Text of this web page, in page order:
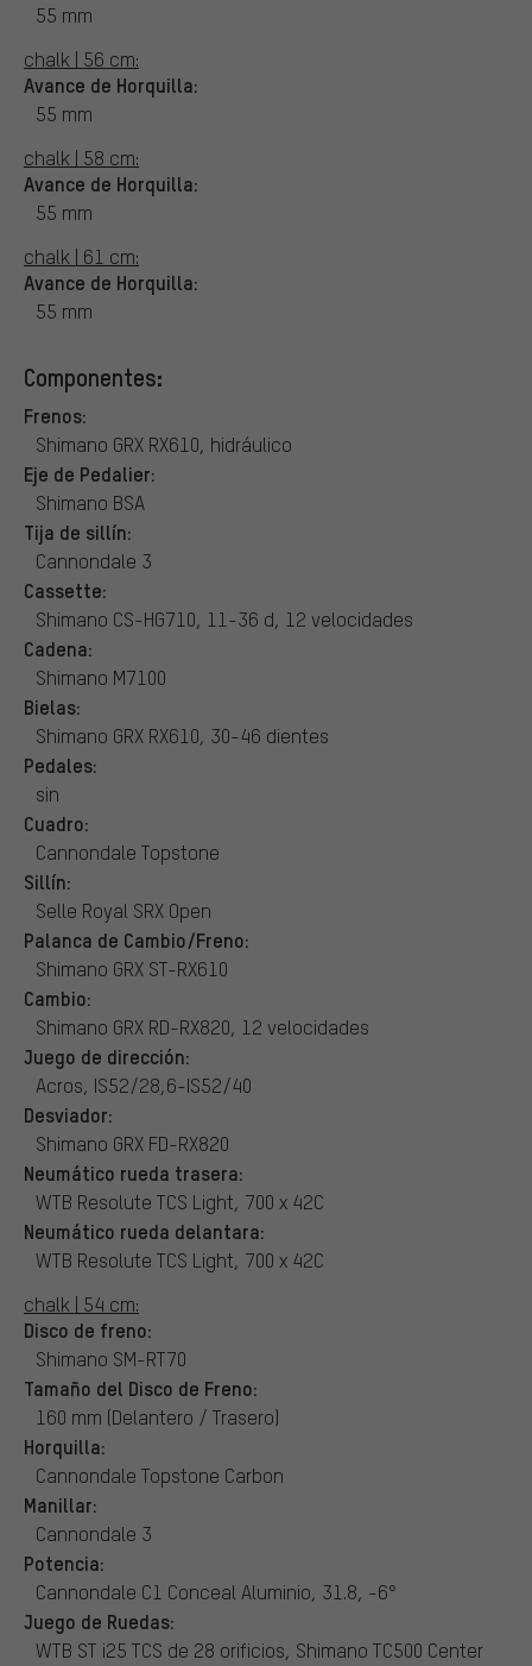
55 mm
chalk | 56 cm:
Avance de Horquilla:
55 mm
chalk | 58 cm:
Avance de Horquilla:
55 mm
chalk | 61 cm:
Avance de Horquilla:
55 mm
Componentes:
Frenos:
Shimano GRX RX610, hidráulico
Eje de Pedalier:
Shimano BSA
Tija de sillín:
Cannondale 3
Cassette:
Shimano CS-HG710, 11-36 d, 12 velocidades
Cadena:
Shimano M7100
Bielas:
Shimano GRX RX610, 30-46 dientes
Pedales:
sin
Cuadro:
Cannondale Topstone
Sillín:
Selle Royal SRX Open
Palanca de Cambio/Freno:
Shimano GRX ST-RX610
Cambio:
Shimano GRX RD-RX820, 12 velocidades
Juego de dirección:
Acros, IS52/28,6-IS52/40
Desviador:
Shimano GRX FD-RX820
Neumático rueda trasera:
WTB Resolute TCS Light, 700 x 42C
Neumático rueda delantara:
WTB Resolute TCS Light, 700 x 42C
chalk | 54 cm:
Disco de freno:
Shimano SM-RT70
Tamaño del Disco de Freno:
160 mm (Delantero / Trasero)
Horquilla:
Cannondale Topstone Carbon
Manillar:
Cannondale 3
Potencia:
Cannondale C1 Conceal Aluminio, 31.8, -6°
Juego de Ruedas:
WTB ST i25 TCS de 28 orificios, Shimano TC500 Center